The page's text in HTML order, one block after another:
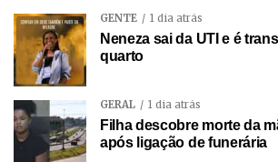
GENTE 1 dia atrás
Neneza sai da UTI e é
quarto
GERAL 1 dia atrás
Filha descobre morte da
após ligação de funerária